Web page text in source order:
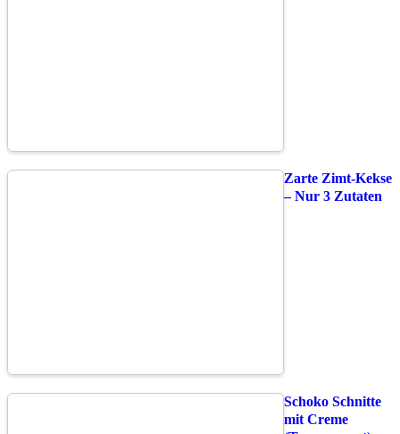
Zarte Zimt-Kekse
– Nur 3 Zutaten
Schoko Schnitte
mit Creme